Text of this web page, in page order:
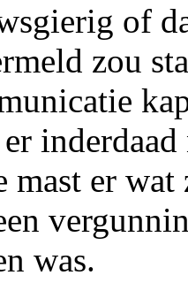
of
zou
mast er
was.